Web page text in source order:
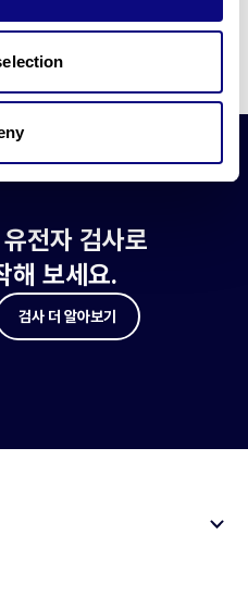
전자 검사로
해 보세요.
검사 더 알아보기